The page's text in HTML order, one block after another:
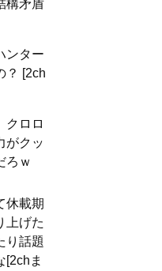
構矛盾
ンター
？ [2ch
クロロ
がクッ
ろｗ
休載期
上げた
り話題
[2chま